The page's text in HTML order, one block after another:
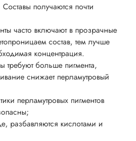
и т.д.)
напрямую зависят от желаемого
вы желаете проявить свойства
поверхности.
уже при 3-5%-ном
от общей массы рабочего
получаются почти
часто включают в прозрачные
состав, тем лучше
концентрация.
требуют больше пигмента,
снижает перламутровый
перламутровых пигментов
разбавляются кислотами и